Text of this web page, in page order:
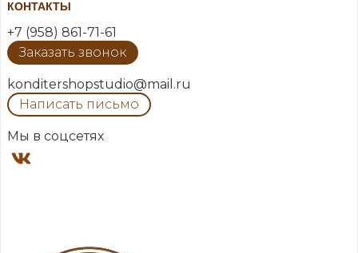
КОНТАКТЫ
+7 (958) 861-71-61
Заказать звонок
konditershopstudio@mail.ru
Написать письмо
Мы в соцсетях